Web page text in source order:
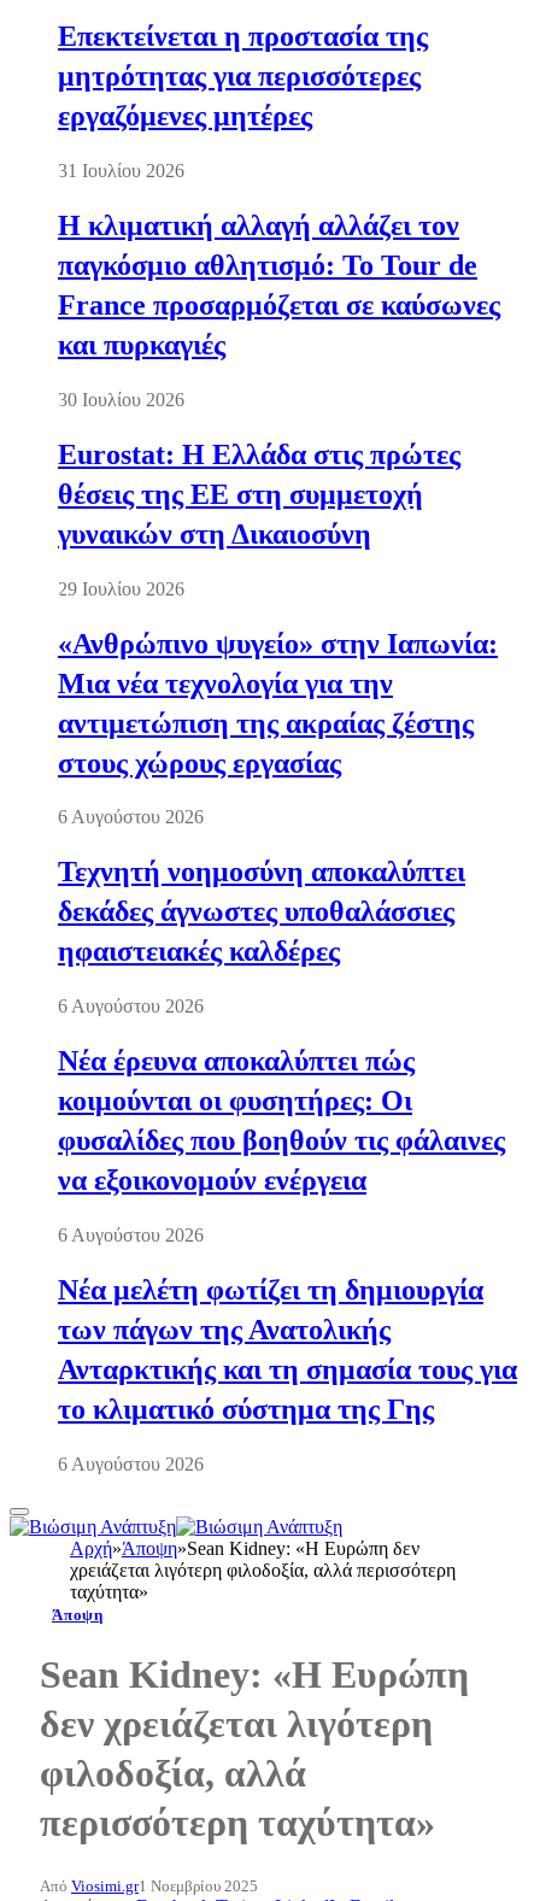
Επεκτείνεται η προστασία της
μητρότητας για περισσότερες
εργαζόμενες μητέρες
31 Ιουλίου 2026
Η κλιματική αλλαγή αλλάζει τον
παγκόσμιο αθλητισμό: Το Tour de
France προσαρμόζεται σε καύσωνες
και πυρκαγιές
30 Ιουλίου 2026
Eurostat: Η Ελλάδα στις πρώτες
θέσεις της ΕΕ στη συμμετοχή
γυναικών στη Δικαιοσύνη
29 Ιουλίου 2026
«Ανθρώπινο ψυγείο» στην Ιαπωνία:
Μια νέα τεχνολογία για την
αντιμετώπιση της ακραίας ζέστης
στους χώρους εργασίας
6 Αυγούστου 2026
Τεχνητή νοημοσύνη αποκαλύπτει
δεκάδες άγνωστες υποθαλάσσιες
ηφαιστειακές καλδέρες
6 Αυγούστου 2026
Νέα έρευνα αποκαλύπτει πώς
κοιμούνται οι φυσητήρες: Οι
φυσαλίδες που βοηθούν τις φάλαινες
να εξοικονομούν ενέργεια
6 Αυγούστου 2026
Νέα μελέτη φωτίζει τη δημιουργία
των πάγων της Ανατολικής
Ανταρκτικής και τη σημασία τους για
το κλιματικό σύστημα της Γης
6 Αυγούστου 2026
Αρχή»Άποψη»Sean Kidney: «Η Ευρώπη δεν
χρειάζεται λιγότερη φιλοδοξία, αλλά περισσότερη
ταχύτητα»
Άποψη
Sean Kidney: «Η Ευρώπη
δεν χρειάζεται λιγότερη
φιλοδοξία, αλλά
περισσότερη ταχύτητα»
Από Viosimi.gr1 Νοεμβρίου 2025